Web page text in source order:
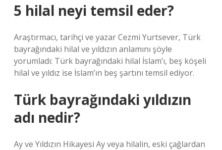
5 hilal neyi temsil eder?
Araştırmacı, tarihçi ve yazar Cezmi Yurtsever, Türk
bayrağındaki hilal ve yıldızın anlamını şöyle
yorumladı: Türk bayrağındaki hilal İslam’ı, beş köşeli
hilal ve yıldız ise İslam’ın beş şartını temsil ediyor.
Türk bayrağındaki yıldızın
adı nedir?
Ay ve Yıldızın Hikayesi Ay veya hilalin, eski çağlardan